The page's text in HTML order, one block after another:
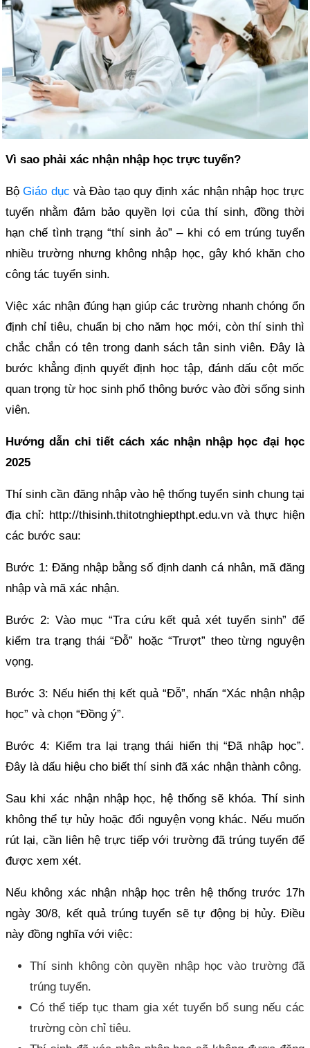
Vì sao phải xác nhận nhập học trực tuyến?
BộGiáo dục và Đào tạo quy định xác nhận nhập học trực
tuyến nhằm đảm bảo quyền lợi của thí sinh, đồng thời
hạn chế tình trạng “thí sinh ảo” – khi có em trúng tuyển
nhiều trường nhưng không nhập học, gây khó khăn cho
công tác tuyển sinh.
Việc xác nhận đúng hạn giúp các trường nhanh chóng ổn
định chỉ tiêu, chuẩn bị cho năm học mới, còn thí sinh thì
chắc chắn có tên trong danh sách tân sinh viên. Đây là
bước khẳng định quyết định học tập, đánh dấu cột mốc
quan trọng từ học sinh phổ thông bước vào đời sống sinh
viên.
Hướng dẫn chi tiết cách xác nhận nhập học đại học
2025
Thí sinh cần đăng nhập vào hệ thống tuyển sinh chung tại
địa chỉ: http://thisinh.thitotnghiepthpt.edu.vn và thực hiện
các bước sau:
Bước 1: Đăng nhập bằng số định danh cá nhân, mã đăng
nhập và mã xác nhận.
Bước 2: Vào mục “Tra cứu kết quả xét tuyển sinh” để
kiểm tra trạng thái “Đỗ” hoặc “Trượt” theo từng nguyện
vọng.
Bước 3: Nếu hiển thị kết quả “Đỗ”, nhấn “Xác nhận nhập
học” và chọn “Đồng ý”.
Bước 4: Kiểm tra lại trạng thái hiển thị “Đã nhập học”.
Đây là dấu hiệu cho biết thí sinh đã xác nhận thành công.
Sau khi xác nhận nhập học, hệ thống sẽ khóa. Thí sinh
không thể tự hủy hoặc đổi nguyện vọng khác. Nếu muốn
rút lại, cần liên hệ trực tiếp với trường đã trúng tuyển để
được xem xét.
Nếu không xác nhận nhập học trên hệ thống trước 17h
ngày 30/8, kết quả trúng tuyển sẽ tự động bị hủy. Điều
này đồng nghĩa với việc:
Thí sinh không còn quyền nhập học vào trường đã
trúng tuyển.
Có thể tiếp tục tham gia xét tuyển bổ sung nếu các
trường còn chỉ tiêu.